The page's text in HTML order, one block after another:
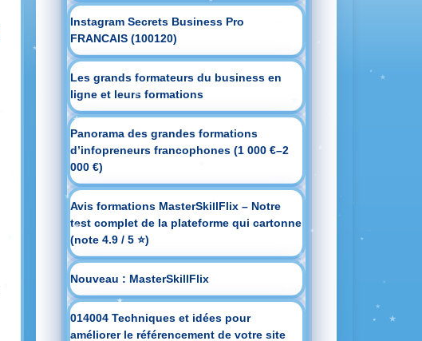
Instagram Secrets Business Pro
FRANCAIS (100120)
Les grands formateurs du business en
ligne et leurs formations
Panorama des grandes formations
d’infopreneurs francophones (1 000 €–2
000 €)
Avis formations MasterSkillFlix – Notre
test complet de la plateforme qui cartonne
(note 4.9 / 5 ⭐)
Nouveau : MasterSkillFlix
014004 Techniques et idées pour
améliorer le référencement de votre site